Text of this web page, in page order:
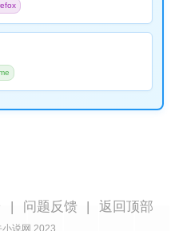
问题反馈 返回顶部
说网 2023